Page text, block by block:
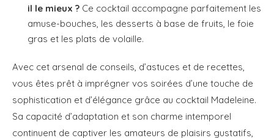
il le mieux ? Ce cocktail accompagne parfaitement les
amuse-bouches, les desserts à base de fruits, le foie
gras et les plats de volaille.
Avec cet arsenal de conseils, d’astuces et de recettes,
vous êtes prêt à imprégner vos soirées d’une touche de
sophistication et d’élégance grâce au cocktail Madeleine.
Sa capacité d’adaptation et son charme intemporel
continuent de captiver les amateurs de plaisirs gustatifs,